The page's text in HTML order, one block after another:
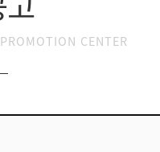
CENTER